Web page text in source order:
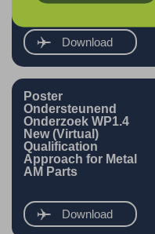
Download
Poster
Ondersteunend
Onderzoek WP1.4
New (Virtual)
Qualification
Approach for Metal
AM Parts
Download